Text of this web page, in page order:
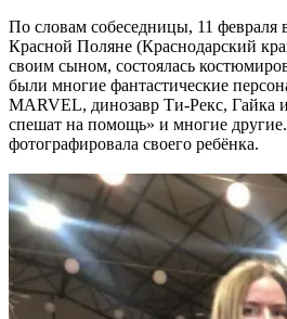
По словам собеседницы, 11 февраля
Красной Поляне (Краснодарский
своим сыном, состоялась
были многие фантастические
MARVEL, динозавр Ти-Рекс, Гайка
спешат на помощь» и многие
фотографировала своего ребёнка.